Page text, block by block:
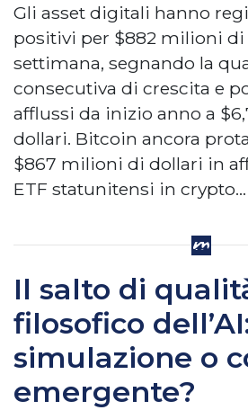
Gli asset digitali hanno
positivi per $882 milioni di
settimana, segnando la
consecutiva di crescita e
afflussi da inizio anno a
dollari. Bitcoin ancora
$867 milioni di dollari in
ETF statunitensi in crypto…
Il salto di
filosofico
simulazione o
emergente?